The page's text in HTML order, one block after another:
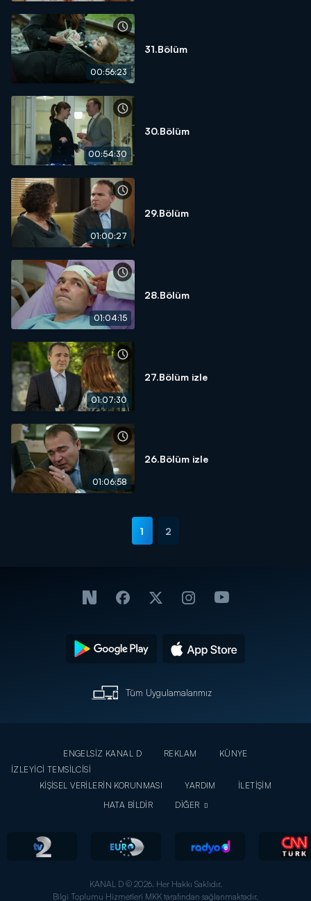
00:56:23
31.Bölüm
00:54:30
30.Bölüm
01:00:27
29.Bölüm
01:04:15
28.Bölüm
01:07:30
27.Bölüm izle
01:06:58
26.Bölüm izle
1 2
Tüm Uygulamalarımız
ENGELSİZ KANAL D REKLAM
KÜNYE
İZLEYİCİ TEMSİLCİSİ
KİŞİSEL VERİLERİN KORUNMASI
YARDIM
İLETİŞİM
HATA BİLDİR
DİĞER
KANAL D © 2026. Her Hakkı Saklıdır.
Bilgi Toplumu Hizmetleri MKK tarafından sağlanmaktadır.